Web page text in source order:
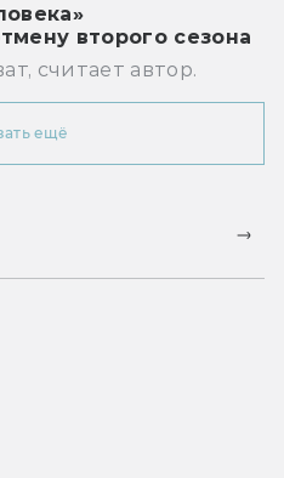
второго сезона
считает автор.
ещё